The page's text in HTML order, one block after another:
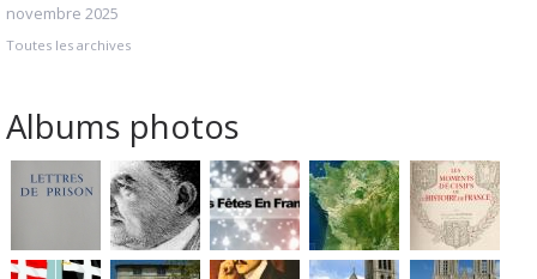
novembre 2025
Toutes les archives
Albums photos